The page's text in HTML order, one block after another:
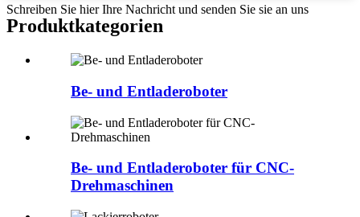
Schreiben Sie hier Ihre Nachricht und senden Sie sie an uns
Produktkategorien
Be- und Entladeroboter
Be- und Entladeroboter für CNC-
Drehmaschinen